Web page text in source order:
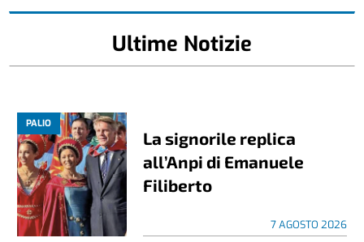
Ultime Notizie
PALIO
La signorile replica
all’Anpi di Emanuele
Filiberto
7 AGOSTO 2026